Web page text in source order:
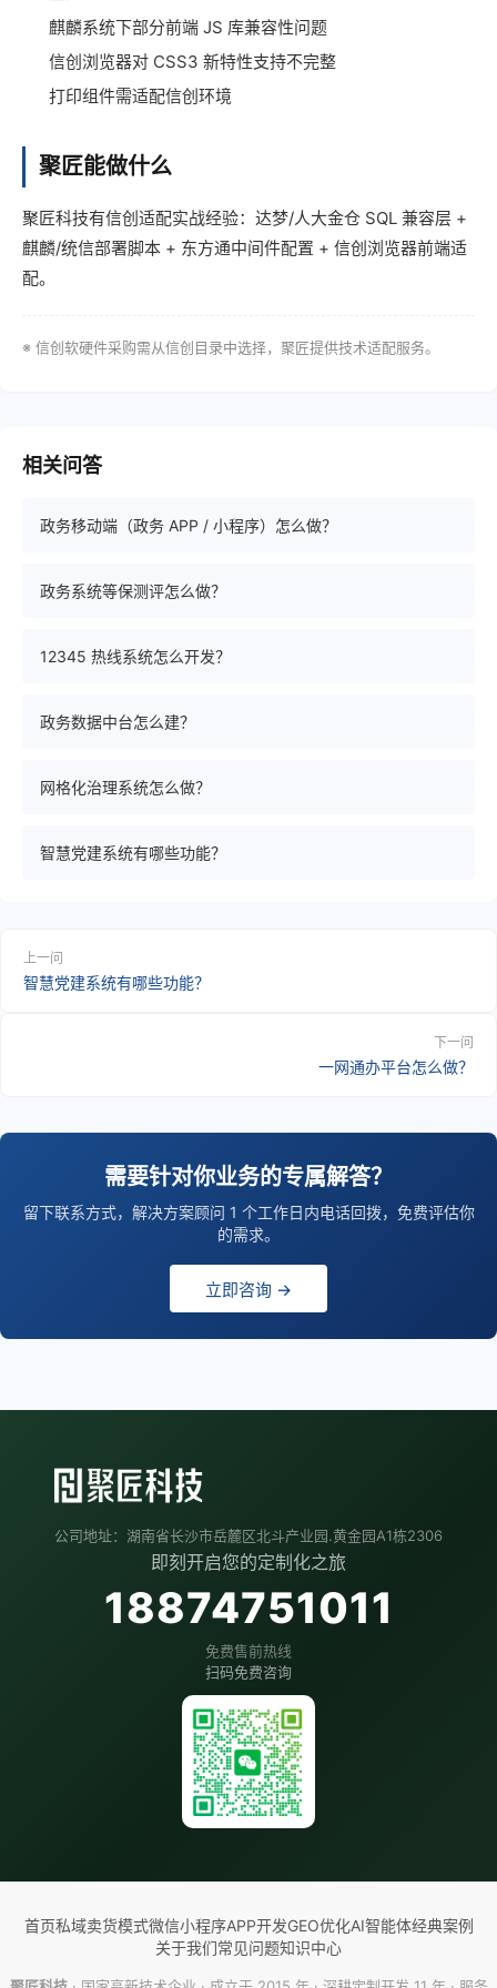
麒麟系统下部分前端 JS 库兼容性问题
信创浏览器对 CSS3 新特性支持不完整
打印组件需适配信创环境
聚匠能做什么
聚匠科技有信创适配实战经验：达梦/人大金仓 SQL 兼容层 +
麒麟/统信部署脚本 + 东方通中间件配置 + 信创浏览器前端适
配。
※ 信创软硬件采购需从信创目录中选择，聚匠提供技术适配服务。
相关问答
政务移动端（政务 APP / 小程序）怎么做？
政务系统等保测评怎么做？
12345 热线系统怎么开发？
政务数据中台怎么建？
网格化治理系统怎么做？
智慧党建系统有哪些功能？
上一问
智慧党建系统有哪些功能？
下一问
一网通办平台怎么做？
需要针对你业务的专属解答？
留下联系方式，解决方案顾问 1 个工作日内电话回拨，免费评估你
的需求。
立即咨询 →
公司地址：湖南省长沙市岳麓区北斗产业园.黄金园A1栋2306
即刻开启您的定制化之旅
18874751011
免费售前热线
扫码免费咨询
首页私域卖货模式微信小程序APP开发GEO优化AI智能体经典案例
关于我们常见问题知识中心